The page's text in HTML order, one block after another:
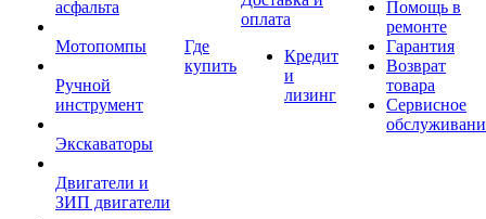
асфальта
Мотопомпы
Ручной
инструмент
Экскаваторы
Двигатели и
ЗИП двигатели
Где
купить
оплата
Кредит
и
лизинг
Помощь в
ремонте
Гарантия
Возврат
товара
Сервисное